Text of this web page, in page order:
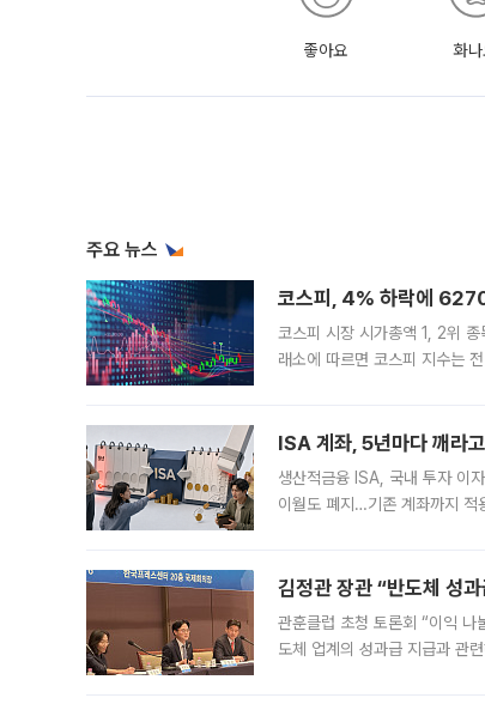
좋아요 화
주요 뉴스
코스피, 4% 하락에
코스피 시장 시가총액 1, 2위
래소에 따르면 코스피 지수는
ISA 계좌, 5년마다 깨라
생산적금융 ISA, 국내 투자 이
이월도 폐지…기존 계좌까지 적
김정관 장관 “반도체 성
관훈클럽 초청 토론회 “이익
도체 업계의 성과급 지급과 관